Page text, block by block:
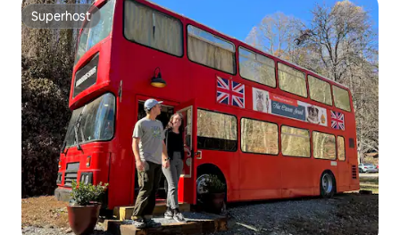
Superhost
Superhost